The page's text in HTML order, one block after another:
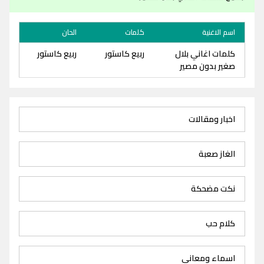
اسم الاغنية كلمات الحان
كلمات اغاني بلال
صغير بدون مصير
ربيع كاستور ربيع كاستور
اخبار ومقالات
الغاز صعبة
نكت مضحكة
كلام حب
اسماء ومعاني